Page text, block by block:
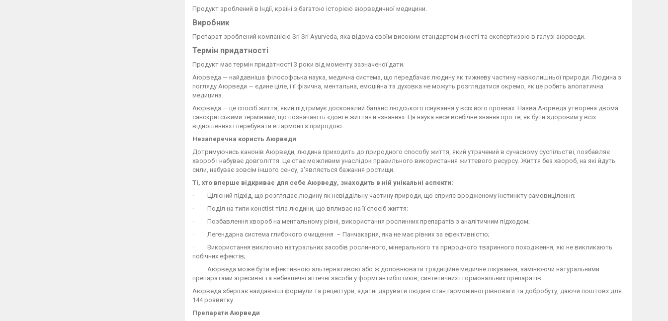
Продукт зроблений в Індії, країні з багатою історією аюрведичної медицини.
Виробник
Препарат зроблений компанією Sri Sri Ayurveda, яка відома своїм високим стандартом якості та експертизою в галузі аюрведи.
Термін придатності
Продукт має термін придатності 3 роки від моменту зазначеної дати.
Аюрведа — найдавніша філософська наука, медична система, що передбачає людину як тижневу частину навколишньої природи. Людина з
погляду Аюрведи — єдине ціле, і її фізична, ментальна, емоційна та духовка не можуть розглядатися окремо, як це робить алопатична
медицина.
Аюрведа — це спосіб життя, який підтримує досконалий баланс людського існування у всіх його проявах. Назва Аюрведа утворена двома
санскритськими термінами, що позначають «довге життя» й «знання». Ця наука несе всебічне знання про те, як бути здоровим у всіх
відношеннях і перебувати в гармонії з природою.
Незаперечна користь Аюрведи
Дотримуючись канонів Аюрведи, людина приходить до природного способу життя, який утрачений в сучасному суспільстві, позбавляє
хвороб і набуває довголіття. Це стає можливим унаслідок правильного використання життєвого ресурсу. Життя без хвороб, на які йдуть
сили, набуває зовсім іншого сенсу, з'являється бажання ростищи.
Ті, хто вперше відкриває для себе Аюрведу, знаходить в ній унікальні аспекти:
· Цілісний підхід, що розглядає людину як невіддільну частину природи, що сприяє вродженому інстинкту самовицілення;
· Поділ на типи консtist тіла людини, що впливає на її спосіб життя;
· Позбавлення хвороб на ментальному рівні, використання рослинних препаратів з аналітичним підходом;
· Легендарна система глибокого очищення – Панчакарня, яка не має рівних за ефективністю;
· Використання виключно натуральних засобів рослинного, мінерального та природного тваринного походження, які не викликають
побічних ефектів;
· Аюрведа може бути ефективною альтернативою або ж доповнювати традиційне медичне лікування, замінюючи натуральними
препаратами агресивні та небезпечні аптечні засоби у формі антибіотиків, синтетичних і гормональних препаратів.
Аюрведа зберігає найдавніші формули та рецептури, здатні дарувати людині стан гармонійної рівноваги та добробуту, даючи поштовх для
144 розвитку.
Препарати Аюрведи